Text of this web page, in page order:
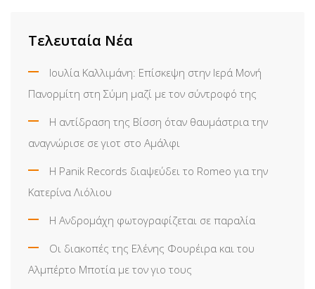
Τελευταία Νέα
Ιουλία Καλλιμάνη: Επίσκεψη στην Ιερά Μονή
Πανορμίτη στη Σύμη μαζί με τον σύντροφό της
Η αντίδραση της Βίσση όταν θαυμάστρια την
αναγνώρισε σε γιοτ στο Αμάλφι
Η Panik Records διαψεύδει το Romeo για την
Κατερίνα Λιόλιου
Η Ανδρομάχη φωτογραφίζεται σε παραλία
Οι διακοπές της Ελένης Φουρέιρα και του
Αλμπέρτο Μποτία με τον γιο τους